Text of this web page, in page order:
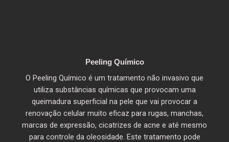
Peeling Químico
O Peeling Químico é um tratamento não invasivo que
utiliza substâncias químicas que provocam uma
queimadura superficial na pele que vai provocar a
renovação celular muito eficaz para rugas, manchas,
marcas de expressão, cicatrizes de acne e até mesmo
para controle da oleosidade. Este tratamento pode